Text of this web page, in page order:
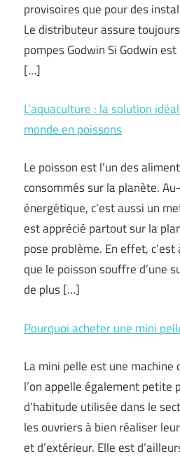
provisoires que pour des
Le distributeur assure
pompes Godwin Si Godwin
[…]
L’aquaculture : la solution
monde en poissons
Le poisson est l’un des
consommés sur la planète.
énergétique, c’est aussi un
est apprécié partout sur la
pose problème. En effet, c’est
que le poisson souffre d’une
de plus […]
Pourquoi acheter une mini
La mini pelle est une
l’on appelle également petite
d’habitude utilisée dans le
les ouvriers à bien réaliser
et d’extérieur. Elle est